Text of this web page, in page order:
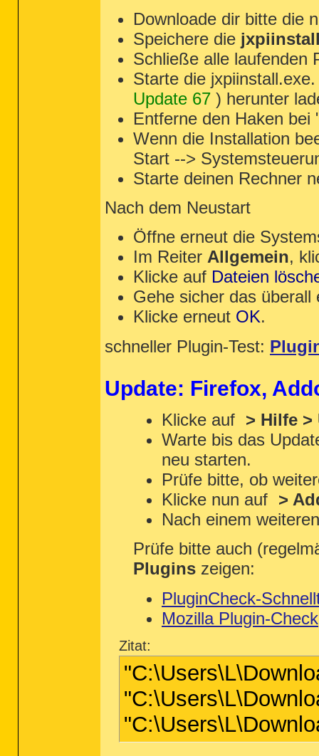
Downloade dir bitte die
Speichere die
Schließe alle laufenden
Starte die
Update 67 ) herunter
Entferne den Haken bei
Wenn die Installation
Start -->
Starte deinen Rechner
Nach dem Neustart
Öffne erneut die
Im Reiter Allgemein,
Klicke auf Dateien
Gehe sicher das
Klicke erneut OK.
schneller Plugin-Test:
Update: Firefox,
Klicke auf > Hilfe >
Warte bis das
neu starten.
Prüfe bitte, ob
Klicke nun auf >
Nach einem
Prüfe bitte auch
Plugins zeigen:
PluginCheck-
Mozilla Plugin-Check
Zitat: